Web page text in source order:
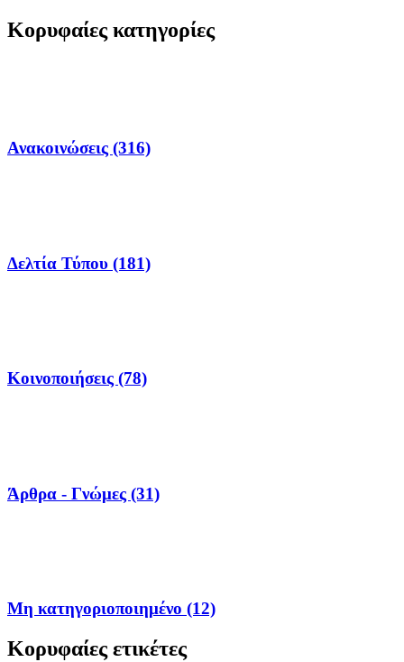
Κορυφαίες κατηγορίες
Ανακοινώσεις (316)
Δελτία Τύπου (181)
Κοινοποιήσεις (78)
Άρθρα - Γνώμες (31)
Μη κατηγοριοποιημένο (12)
Κορυφαίες ετικέτες